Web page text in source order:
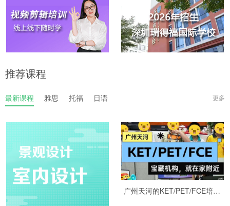
推荐课程
最新课程 雅思 托福 日语 更多
广州天河的KET/PET/FCE培训机构